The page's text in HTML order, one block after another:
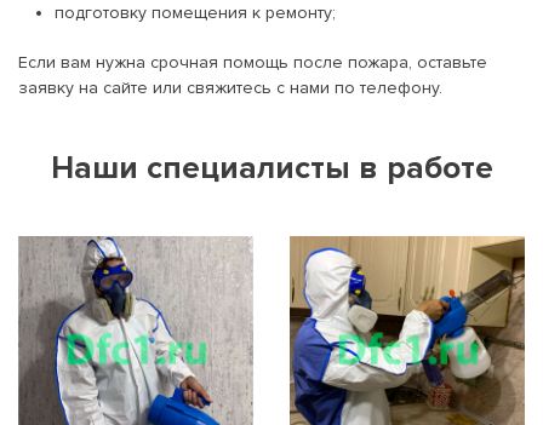
подготовку помещения к ремонту;
Если вам нужна срочная помощь после пожара, оставьте
заявку на сайте или свяжитесь с нами по телефону.
Наши специалисты в работе